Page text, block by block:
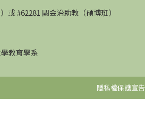
或 #62281 闕金治助教（碩博班）
教育學系
隱私權保護宣告